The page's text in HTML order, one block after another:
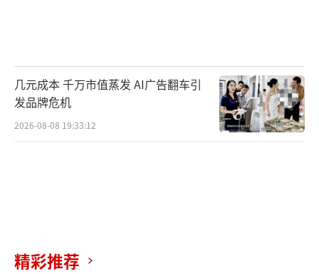
几元成本 千万市值蒸发 AI广告翻车引
发品牌危机
2026-08-08 19:33:12
精彩推荐